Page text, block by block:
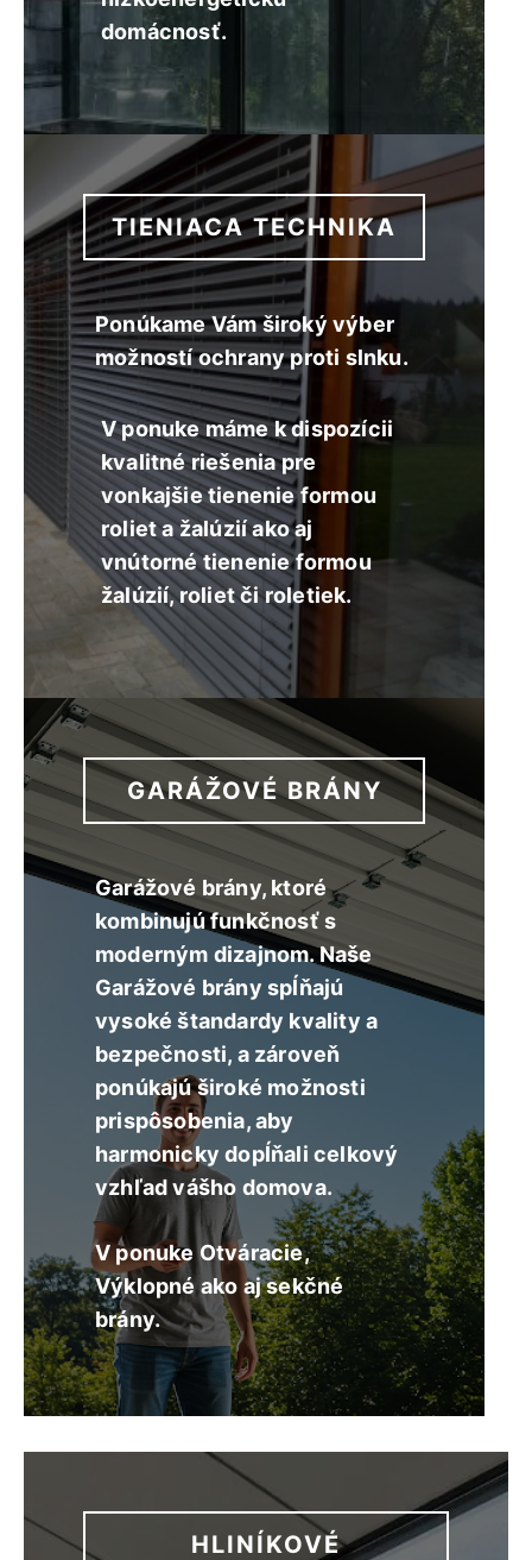
domácnosť.
TIENIACA TECHNIKA
Ponúkame Vám široký výber
možností ochrany proti slnku.
V ponuke máme k dispozícii
kvalitné riešenia pre
vonkajšie tienenie formou
roliet a žalúzií ako aj
vnútorné tienenie formou
žalúzií, roliet či roletiek.
GARÁŽOVÉ BRÁNY
Garážové brány, ktoré
kombinujú funkčnosť s
moderným dizajnom. Naše
Garážové brány spĺňajú
vysoké štandardy kvality a
bezpečnosti, a zároveň
ponúkajú široké možnosti
prispôsobenia, aby
harmonicky dopĺňali celkový
vzhľad vášho domova.
V ponuke Otváracie,
Výklopné ako aj sekčné
brány.
HLINÍKOVÉ